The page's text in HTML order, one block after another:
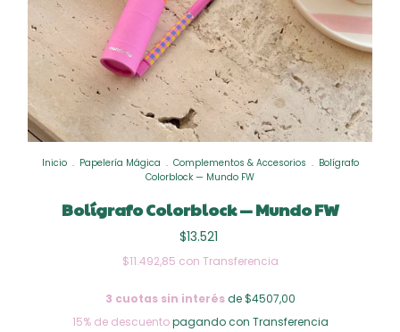
Inicio . Papelería Mágica . Complementos & Accesorios . Bolígrafo
Colorblock — Mundo FW
Bolígrafo Colorblock — Mundo FW
$13.521
$11.492,85 con Transferencia
3 cuotas sin interésde $4507,00
15% de descuentopagando con Transferencia